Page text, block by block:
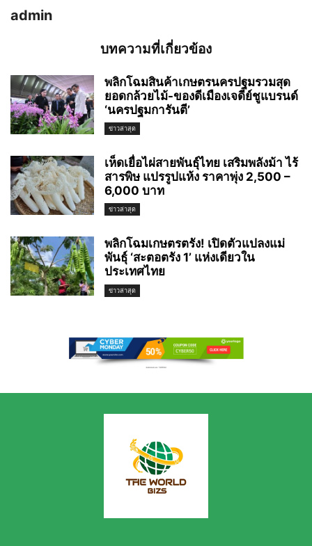
admin
บทความที่เกี่ยวข้อง
พลิกโฉมสินค้าเกษตรนครปฐมรวมสุด
ยอดกล้วยไม้-ของดีเมืองเจดีย์ชูแบรนด์
‘นครปฐมการันตี’
ข่าวล่าสุด
เห็ดเยื่อไผ่สายพันธุ์ไทย เสริมพลังม้า ไร้
สารพิษ แปรรูปแห้ง ราคาพุ่ง 2,500 –
6,000 บาท
ข่าวล่าสุด
พลิกโฉมเกษตรตรัง! เปิดตัวแปลงแม่
พันธุ์ ‘สะตอตรัง 1’ แห่งเดียวใน
ประเทศไทย
ข่าวล่าสุด